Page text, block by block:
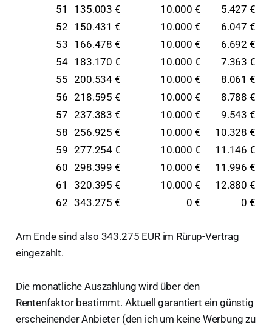
51
135.003 € 10.000 €
5.427 €
52 150.431 € 10.000 €
6.047 €
53 166.478 € 10.000 €
6.692 €
54 183.170 € 10.000 €
7.363 €
55 200.534 € 10.000 €
8.061 €
56 218.595 € 10.000 €
8.788 €
57 237.383 € 10.000 €
9.543 €
58 256.925 € 10.000 €
10.328 €
59 277.254 € 10.000 €
11.146 €
60 298.399 € 10.000 €
11.996 €
61
320.395 € 10.000 €
12.880 €
62 343.275 € 0 € 0 €
Am Ende sind also 343.275 EUR im Rürup-Vertrag
eingezahlt.
Die monatliche Auszahlung wird über den
Rentenfaktor bestimmt. Aktuell garantiert ein günstig
erscheinender Anbieter (den ich um keine Werbung zu